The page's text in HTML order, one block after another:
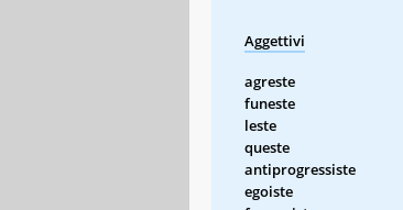
Aggettivi
agreste
funeste
leste
queste
antiprogressiste
egoiste